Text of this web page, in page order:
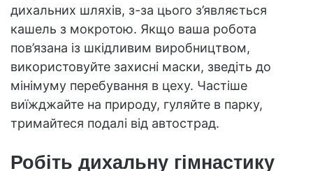
дихальних шляхів, з-за цього з’являється
кашель з мокротою. Якщо ваша робота
пов’язана із шкідливим виробництвом,
використовуйте захисні маски, зведіть до
мінімуму перебування в цеху. Частіше
виїжджайте на природу, гуляйте в парку,
тримайтеся подалі від автострад.
Робіть дихальну гімнастику